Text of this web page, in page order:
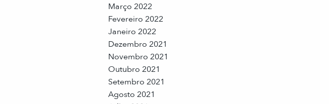
Março 2022
Fevereiro 2022
Janeiro 2022
Dezembro 2021
Novembro 2021
Outubro 2021
Setembro 2021
Agosto 2021